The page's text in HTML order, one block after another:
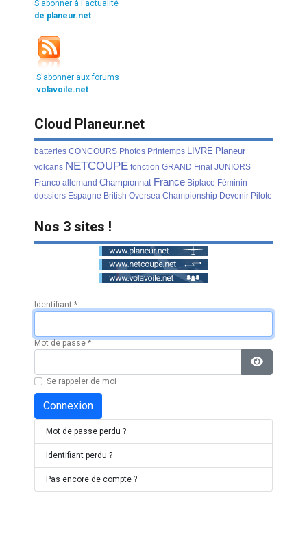
S'abonner à l'actualité
de planeur.net
S'abonner aux forums
volavoile.net
Cloud Planeur.net
batteries CONCOURS Photos Printemps LIVRE Planeur
volcans NETCOUPE fonction GRAND Final JUNIORS
Franco allemand Championnat France Biplace Féminin
dossiers Espagne British Oversea Championship Devenir Pilote
Nos 3 sites !
Identifiant *
Mot de passe*
Afficher
Se rappeler de moi
Connexion
Mot de passe perdu ?
Identifiant perdu ?
Pas encore de compte ?